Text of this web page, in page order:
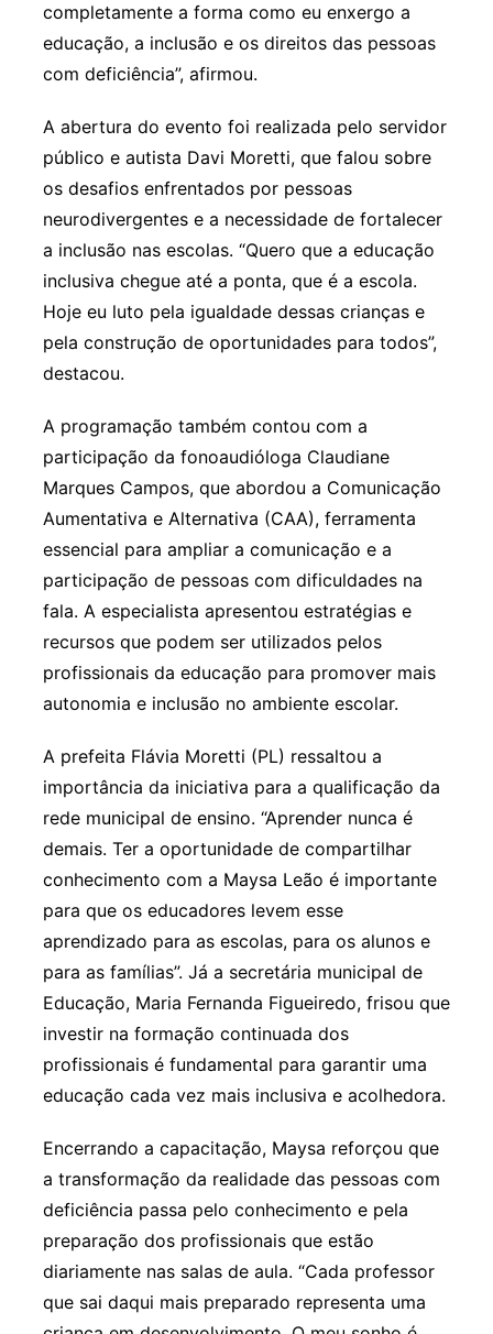
completamente a forma como eu enxergo a
educação, a inclusão e os direitos das pessoas
com deficiência”, afirmou.
A abertura do evento foi realizada pelo servidor
público e autista Davi Moretti, que falou sobre
os desafios enfrentados por pessoas
neurodivergentes e a necessidade de fortalecer
a inclusão nas escolas. “Quero que a educação
inclusiva chegue até a ponta, que é a escola.
Hoje eu luto pela igualdade dessas crianças e
pela construção de oportunidades para todos”,
destacou.
A programação também contou com a
participação da fonoaudióloga Claudiane
Marques Campos, que abordou a Comunicação
Aumentativa e Alternativa (CAA), ferramenta
essencial para ampliar a comunicação e a
participação de pessoas com dificuldades na
fala. A especialista apresentou estratégias e
recursos que podem ser utilizados pelos
profissionais da educação para promover mais
autonomia e inclusão no ambiente escolar.
A prefeita Flávia Moretti (PL) ressaltou a
importância da iniciativa para a qualificação da
rede municipal de ensino. “Aprender nunca é
demais. Ter a oportunidade de compartilhar
conhecimento com a Maysa Leão é importante
para que os educadores levem esse
aprendizado para as escolas, para os alunos e
para as famílias”. Já a secretária municipal de
Educação, Maria Fernanda Figueiredo, frisou que
investir na formação continuada dos
profissionais é fundamental para garantir uma
educação cada vez mais inclusiva e acolhedora.
Encerrando a capacitação, Maysa reforçou que
a transformação da realidade das pessoas com
deficiência passa pelo conhecimento e pela
preparação dos profissionais que estão
diariamente nas salas de aula. “Cada professor
que sai daqui mais preparado representa uma